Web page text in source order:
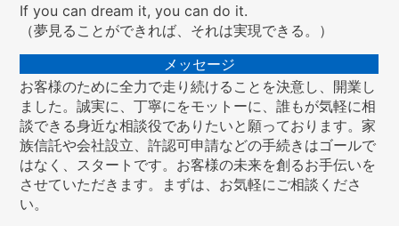
If you can dream it, you can do it.
（夢見ることができれば、それは実現できる。）
メッセージ
お客様のために全力で走り続けることを決意し、開業し
ました。誠実に、丁寧にをモットーに、誰もが気軽に相
談できる身近な相談役でありたいと願っております。家
族信託や会社設立、許認可申請などの手続きはゴールで
はなく、スタートです。お客様の未来を創るお手伝いを
させていただきます。まずは、お気軽にご相談くださ
い。